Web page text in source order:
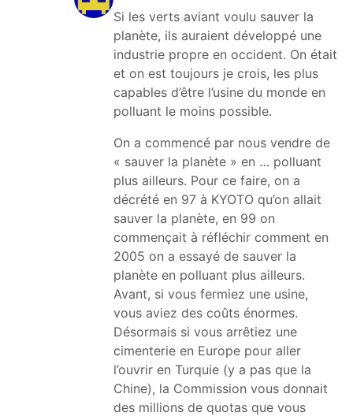
Si les verts aviant voulu sauver la
planète, ils auraient développé une
industrie propre en occident. On était
et on est toujours je crois, les plus
capables d’être l’usine du monde en
polluant le moins possible.
On a commencé par nous vendre de
« sauver la planète » en … polluant
plus ailleurs. Pour ce faire, on a
décrété en 97 à KYOTO qu’on allait
sauver la planète, en 99 on
commençait à réfléchir comment en
2005 on a essayé de sauver la
planète en polluant plus ailleurs.
Avant, si vous fermiez une usine,
vous aviez des coûts énormes.
Désormais si vous arrêtiez une
cimenterie en Europe pour aller
l’ouvrir en Turquie (y a pas que la
Chine), la Commission vous donnait
des millions de quotas que vous